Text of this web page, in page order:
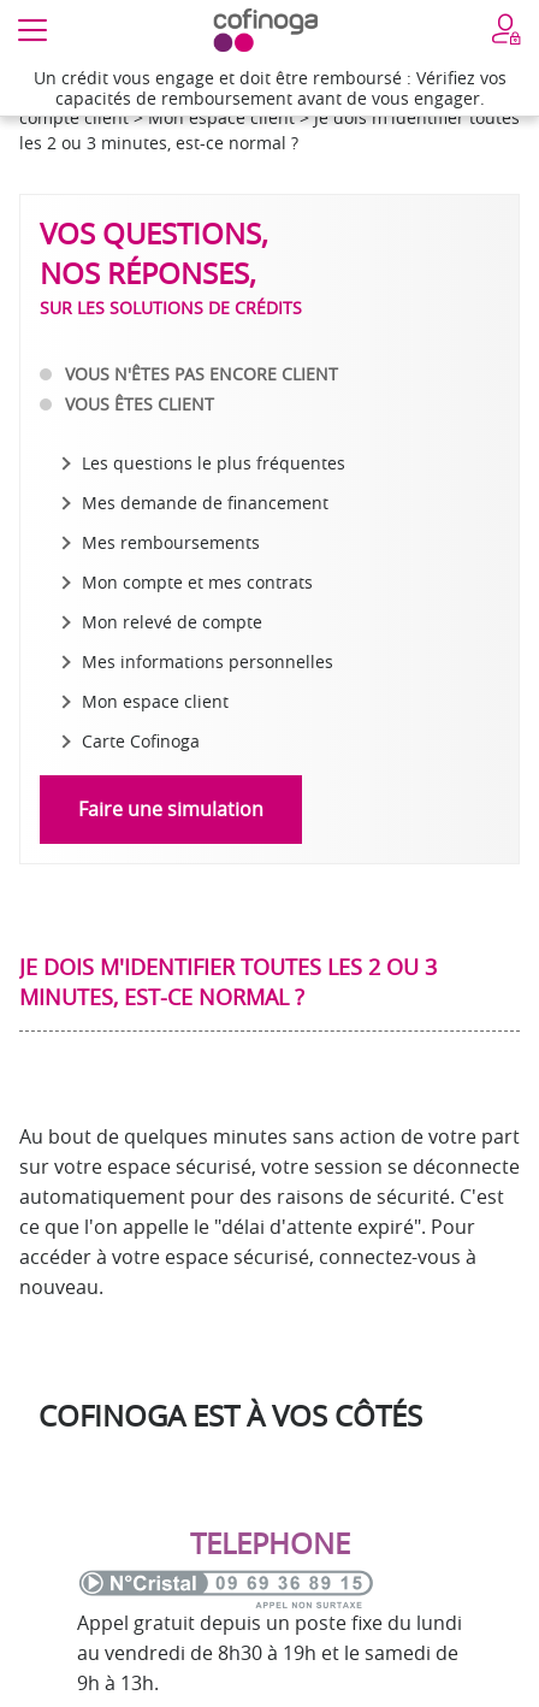
Un crédit vous engage et doit être remboursé : Vérifiez vos
capacités de remboursement avant de vous engager.
Accueil >Besoin d'aide >Questions réponses sur votre
compte client >Mon espace client >Je dois m'identifier toutes
les 2 ou 3 minutes, est-ce normal ?
VOS QUESTIONS,
NOS RÉPONSES,
SUR LES SOLUTIONS DE CRÉDITS
VOUS N'ÊTES PAS ENCORE CLIENT
VOUS ÊTES CLIENT
Les questions le plus fréquentes
Mes demande de financement
Mes remboursements
Mon compte et mes contrats
Mon relevé de compte
Mes informations personnelles
Mon espace client
Carte Cofinoga
Faire une simulation
JE DOIS M'IDENTIFIER TOUTES LES 2 OU 3
MINUTES, EST-CE NORMAL ?
Au bout de quelques minutes sans action de votre part
sur votre espace sécurisé, votre session se déconnecte
automatiquement pour des raisons de sécurité. C'est
ce que l'on appelle le "délai d'attente expiré". Pour
accéder à votre espace sécurisé, connectez-vous à
nouveau.
Un crédit vous engage et doit être remboursé : Vérifiez vos
capacités de remboursement avant de vous engager.
COFINOGA EST À VOS CÔTÉS
TELEPHONE
Appel gratuit depuis un poste fixe du lundi
au vendredi de 8h30 à 19h et le samedi de
9h à 13h.